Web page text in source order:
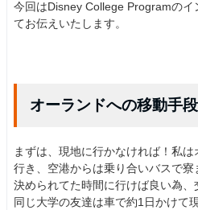
今回はDisney College Programの
てお伝えいたします。
オーランドへの移動手段
まずは、現地に行かなければ！私
行き、空港からは乗り合いバスで
決められてた時間に行けば良い為、
同じ大学の友達は車で約1日かけて